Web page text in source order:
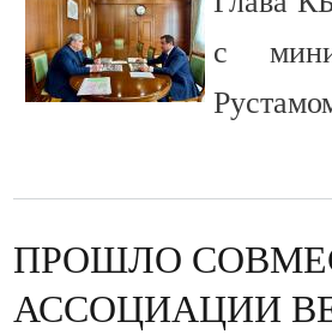
с
ПРОШЛО
АССОЦИАЦИИ